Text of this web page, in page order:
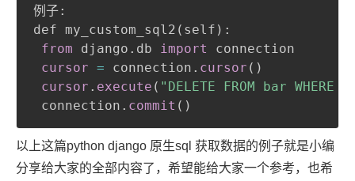
例子:
def my_custom_sql2 ( self ) :
from django . db import
connection
cursor = connection . cursor ( )
cursor . execute ( "DELETE FROM bar WHERE
connection . commit ( )
以上这篇python django 原生sql 获取数据的例子就是小编
分享给大家的全部内容了，希望能给大家一个参考，也希